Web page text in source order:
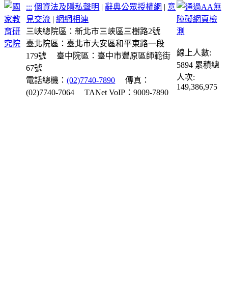
::: 個資法及隱私聲明 | 辭典公眾授權網 | 意
見交流 |網網相連
三峽總院區：新北市三峽區三樹路2號
臺北院區：臺北市大安區和平東路一段
179號
臺中院區：臺中市豐原區師範街
67號
電話總機：(02)7740-7890
傳真：
(02)7740-7064
TANet VoIP：9009-7890
線上人數:
5894 累積總
人次:
149,386,975